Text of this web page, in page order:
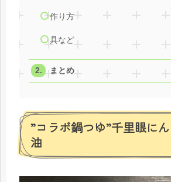
作り方
具など
まとめ
”コラボ鍋つゆ”千里眼に
油